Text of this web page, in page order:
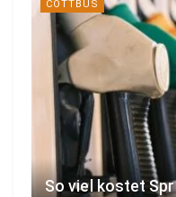
COTTBUS
So viel kostet